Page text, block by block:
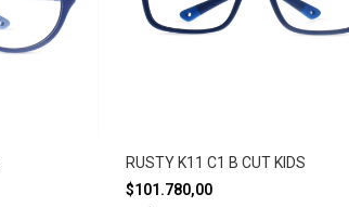
RUSTY K11 C1 B CUT KIDS
$101.780,00